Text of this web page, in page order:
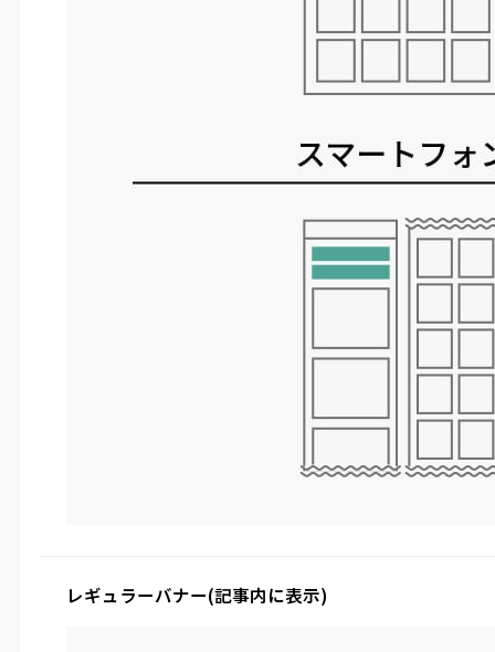
レギュラーバナー(記事内に表示)